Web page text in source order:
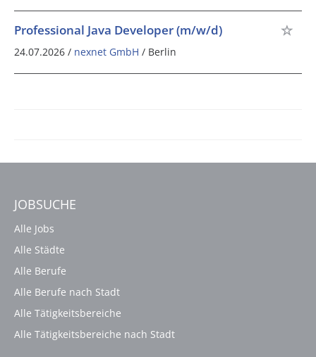
Professional Java Developer (m/w/d)
24.07.2026 / nexnet GmbH / Berlin
JOBSUCHE
Alle Jobs
Alle Städte
Alle Berufe
Alle Berufe nach Stadt
Alle Tätigkeitsbereiche
Alle Tätigkeitsbereiche nach Stadt